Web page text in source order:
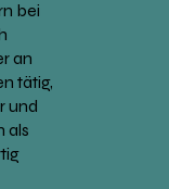
bei
an
tätig,
und
als